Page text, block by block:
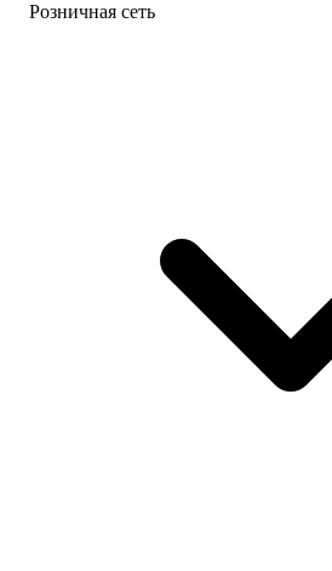
Розничная сеть